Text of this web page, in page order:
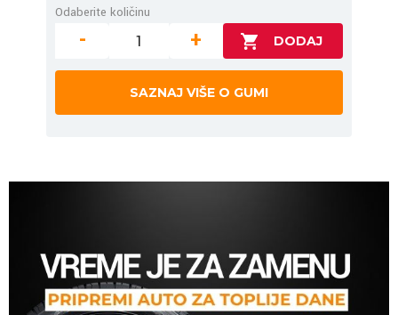
Odaberite količinu
- +
SAZNAJ VIŠE O GUMI